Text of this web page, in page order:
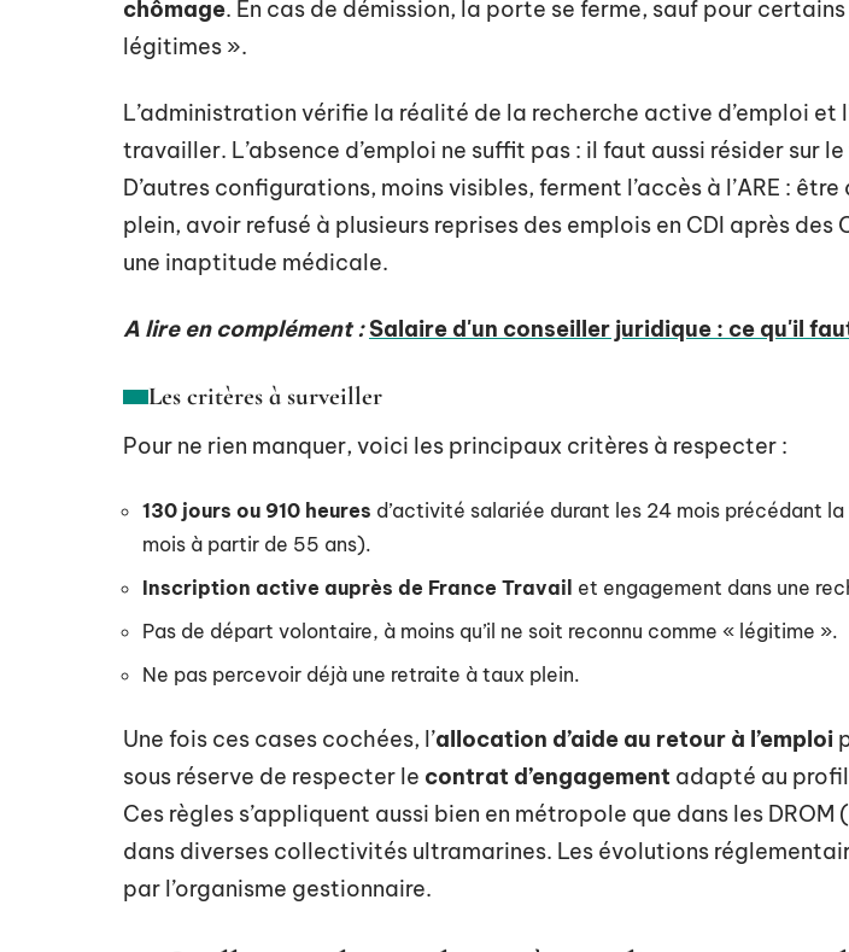
chômage. En cas de démission, la porte se ferme, sauf pour
légitimes ».
L’administration vérifie la réalité de la recherche active d’emploi et
travailler. L’absence d’emploi ne suffit pas : il faut aussi résider sur
D’autres configurations, moins visibles, ferment l’accès à l’ARE :
plein, avoir refusé à plusieurs reprises des emplois en CDI après des
une inaptitude médicale.
A lire en complément : Salaire d'un conseiller juridique : ce qu'il
Les critères à surveiller
Pour ne rien manquer, voici les principaux critères à respecter :
130 jours ou 910 heures d’activité salariée durant les 24 mois précédant
mois à partir de 55 ans).
Inscription active auprès de France Travail et engagement dans une
Pas de départ volontaire, à moins qu’il ne soit reconnu comme « légitime ».
Ne pas percevoir déjà une retraite à taux plein.
Une fois ces cases cochées, l’allocation d’aide au retour à l’emploi
sous réserve de respecter le contrat d’engagement adapté au
Ces règles s’appliquent aussi bien en métropole que dans les
dans diverses collectivités ultramarines. Les évolutions
par l’organisme gestionnaire.